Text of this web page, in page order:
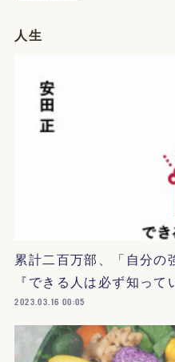
人生
累計二百万部、「自分の
『できる人は必ず知って
2023.03.16 00:05